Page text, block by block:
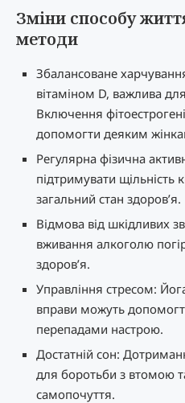
Зміни способу
методи
Збалансоване
вітаміном D, важлива
Включення
допомогти деяким
Регулярна фізична
підтримувати щільність
загальний стан здоров’я.
Відмова від шкідливих
вживання алкоголю
здоров’я.
Управління стресом:
вправи можуть
перепадами настрою.
Достатній сон:
для боротьби з втомою
самопочуття.